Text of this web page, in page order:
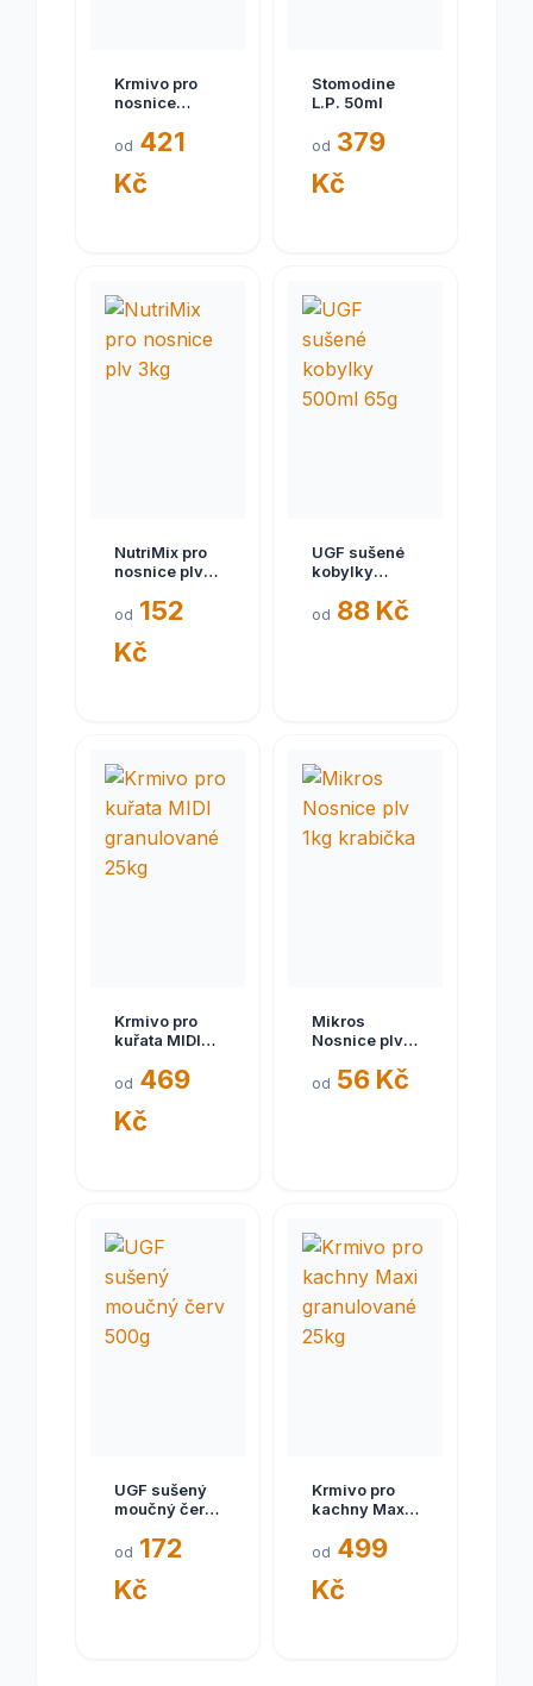
Krmivo pro
nosnice
od 421
Kč
Stomodine
L.P. 50ml
od 379
Kč
NutriMix pro
nosnice plv
od 152
Kč
UGF sušené
kobylky
od 88 Kč
Krmivo pro
kuřata MIDI
25kg
od 469
Kč
Mikros
Nosnice plv
od 56 Kč
UGF sušený
moučný červ
od 172
Kč
Krmivo pro
kachny Maxi
25kg
od 499
Kč